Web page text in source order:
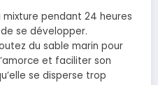
mixture pendant 24 heures
se développer.
du sable marin pour
et faciliter son
se disperse trop